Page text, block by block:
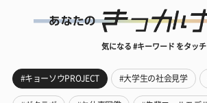
気になる #キーワード をタッチ
#キョーソウPROJECT #大学生の社会見学